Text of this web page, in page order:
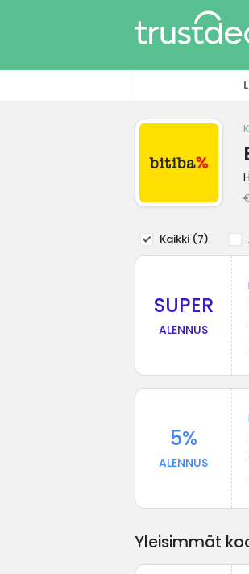
Kaikki (7)
SUPER
ALENNUS
5%
ALENNUS
Yleisimmät